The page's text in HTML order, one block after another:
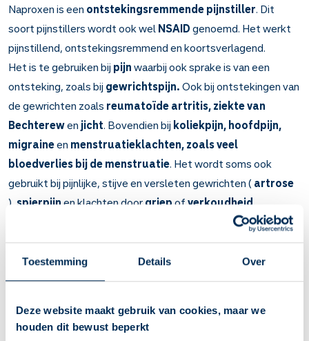
Toestemming Details Over
Deze website maakt gebruik van cookies, maar we
houden dit bewust beperkt
Naproxen is een ontstekingsremmende pijnstiller. Dit
soort pijnstillers wordt ook welNSAIDgenoemd. Het werkt
pijnstillend, ontstekingsremmend en koortsverlagend.
Het is te gebruiken bij pijnwaarbij ook sprake is van een
ontsteking, zoals bij gewrichtspijn.Ook bij ontstekingen van
de gewrichten zoals reumatoïde artritis, ziekte van
Bechterewen jicht. Bovendien bij koliekpijn, hoofdpijn,
migraineen menstruatieklachten, zoals veel
bloedverlies bij de menstruatie. Het wordt soms ook
gebruikt bij pijnlijke, stijve en versleten gewrichten ( artrose
), spierpijnen klachten doorgriepofverkoudheid
Belangrijk om te weten over Naproxen
Naproxen vermindert uw pijn, remt uw ontstekingen en
Bechterew, jicht, koliekpijn, hoofdpijn, migraine,
menstruatieklachten, artrose (versleten gewrichten),